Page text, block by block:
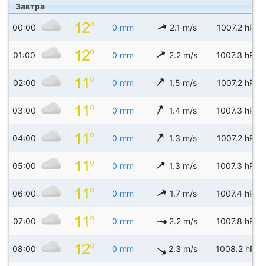
Завтра
00:00 0 mm 2.1 m/s 1007.2 hPa
01:00 0 mm 2.2 m/s 1007.3 hPa
02:00 0 mm 1.5 m/s 1007.2 hPa
03:00 0 mm 1.4 m/s 1007.3 hPa
04:00 0 mm 1.3 m/s 1007.2 hPa
05:00 0 mm 1.3 m/s 1007.3 hPa
06:00 0 mm 1.7 m/s 1007.4 hPa
07:00 0 mm 2.2 m/s 1007.8 hPa
08:00 0 mm 2.3 m/s 1008.2 hPa